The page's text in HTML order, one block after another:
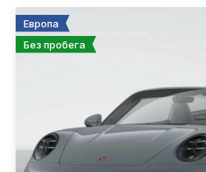
Европа
Без пробега